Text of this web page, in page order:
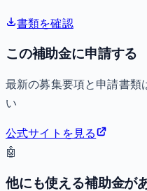
書類を確認
この補助金に申請する
最新の募集要項と申請書類
い
公式サイトを見る
🤖
他にも使える補助金が